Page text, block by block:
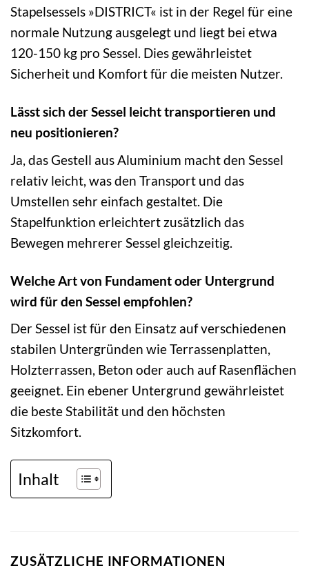
Stapelsessels »DISTRICT« ist in der Regel für eine
normale Nutzung ausgelegt und liegt bei etwa
120-150 kg pro Sessel. Dies gewährleistet
Sicherheit und Komfort für die meisten Nutzer.
Lässt sich der Sessel leicht transportieren und
neu positionieren?
Ja, das Gestell aus Aluminium macht den Sessel
relativ leicht, was den Transport und das
Umstellen sehr einfach gestaltet. Die
Stapelfunktion erleichtert zusätzlich das
Bewegen mehrerer Sessel gleichzeitig.
Welche Art von Fundament oder Untergrund
wird für den Sessel empfohlen?
Der Sessel ist für den Einsatz auf verschiedenen
stabilen Untergründen wie Terrassenplatten,
Holzterrassen, Beton oder auch auf Rasenflächen
geeignet. Ein ebener Untergrund gewährleistet
die beste Stabilität und den höchsten
Sitzkomfort.
Inhalt
ZUSÄTZLICHE INFORMATIONEN